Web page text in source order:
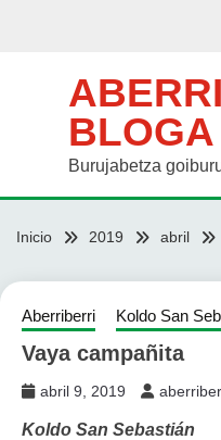
BLOGA
Burujabetza
Inicio 2019 abril
Aberriberri Koldo San
Vaya campañita
abril 9, 2019
Koldo San Sebastián